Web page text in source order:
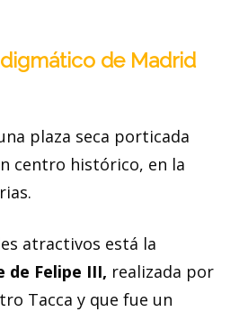
de Madrid
plaza seca porticada
centro histórico, en la
atractivos está la
de Felipe III, realizada por
Tacca y que fue un